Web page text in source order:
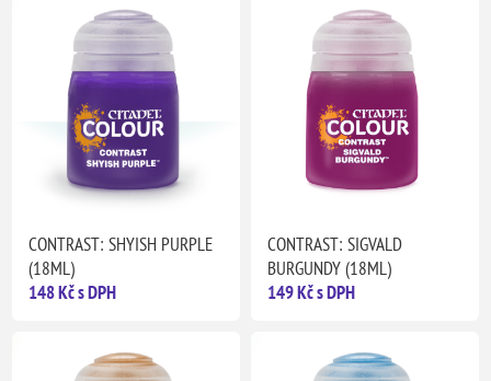
CONTRAST: SHYISH PURPLE
(18ML)
148 Kč s DPH
CONTRAST: SIGVALD
BURGUNDY (18ML)
149 Kč s DPH